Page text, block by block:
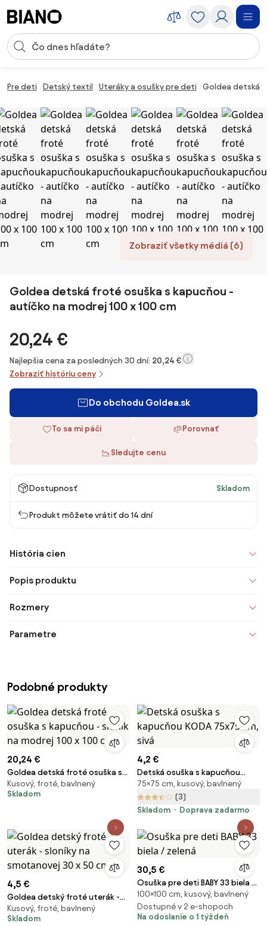
Vstup pre vyhľadávanie
Pre deti Detský textil Uteráky a osušky pre deti Goldea detská
Zobraziť všetky médiá (6)
Goldea detská froté osuška s kapucňou -
autíčko na modrej 100 x 100 cm
20,24 €
Najlepšia cena za posledných 30 dní: 20,24 €
Zobraziť históriu ceny
Do obchodu Goldea.sk
To sa mi páči Porovnať
Sledujte cenu
Dostupnosť Skladom
Produkt môžete vrátiť do 14 dní
História cien
Popis produktu
Rozmery
Parametre
Podobné produkty
20,24 €
Goldea detská froté osuška s
kapucňou - sloník na modrej
100 x 100 cm
Kusový, froté, bavlnený
Skladom
4,2 €
Detská osuška s kapucňou
KODA 75x75 cm, sivá
75×75 cm, kusový, bavlnený
(3)
Skladom
Doprava zadarmo
4,5 €
Goldea detský froté uterák -
sloníky na smotanovej 30 x 50
cm
Kusový, froté, bavlnený
Skladom
30,5 €
Osuška pre deti BABY 33 biela /
zelená
100×100 cm, kusový, bavlnený
Dostupné v 2 e-shopoch
Na odoslanie o 1 týždeň